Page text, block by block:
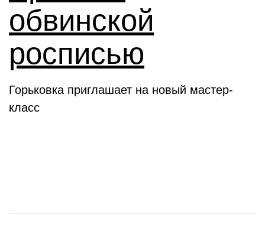
обвинской
росписью
Горьковка приглашает на новый мастер-
класс